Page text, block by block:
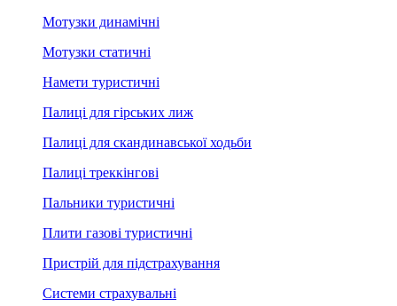
Мотузки динамічні
Мотузки статичні
Намети туристичні
Палиці для гірських лиж
Палиці для скандинавської ходьби
Палиці треккінгові
Пальники туристичні
Плити газові туристичні
Пристрій для підстрахування
Системи страхувальні